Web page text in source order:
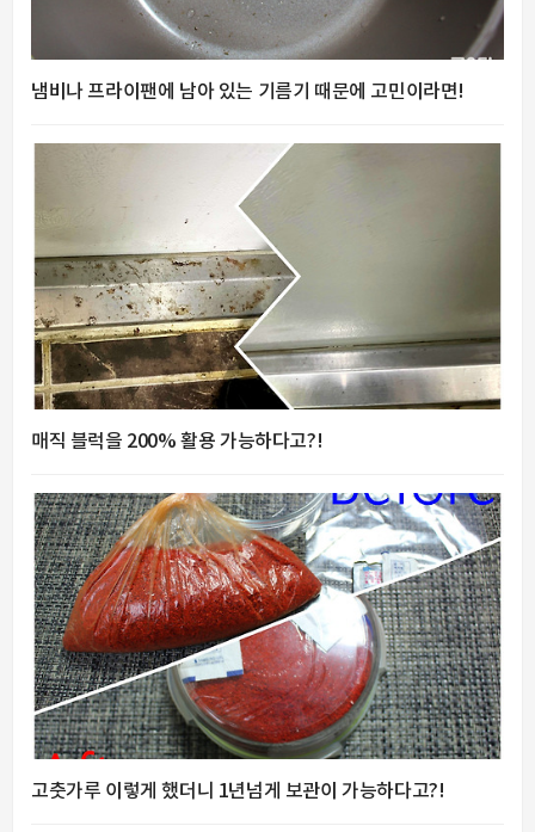
냄비나 프라이팬에 남아 있는 기름기 때문에 고민이라면!
매직 블럭을 200% 활용 가능하다고?!
고춧가루 이렇게 했더니 1년넘게 보관이 가능하다고?!